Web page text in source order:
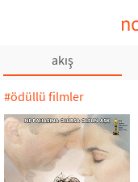
akış
#ödüllü filmler